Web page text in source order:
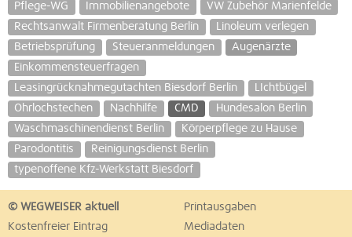
Pflege-WG
Immobilienangebote
VW Zubehör Marienfelde
Rechtsanwalt Firmenberatung Berlin
Linoleum verlegen
Betriebsprüfung
Steueranmeldungen
Augenärzte
Einkommensteuerfragen
Leasingrücknahmegutachten Biesdorf Berlin
LIchtbügel
Ohrlochstechen
Nachhilfe CMD
Hundesalon Berlin
Waschmaschinendienst Berlin
Körperpflege zu Hause
Parodontitis
Reinigungsdienst Berlin
typenoffene Kfz-Werkstatt Biesdorf
© WEGWEISER aktuell
Printausgaben
Kostenfreier Eintrag
Mediadaten